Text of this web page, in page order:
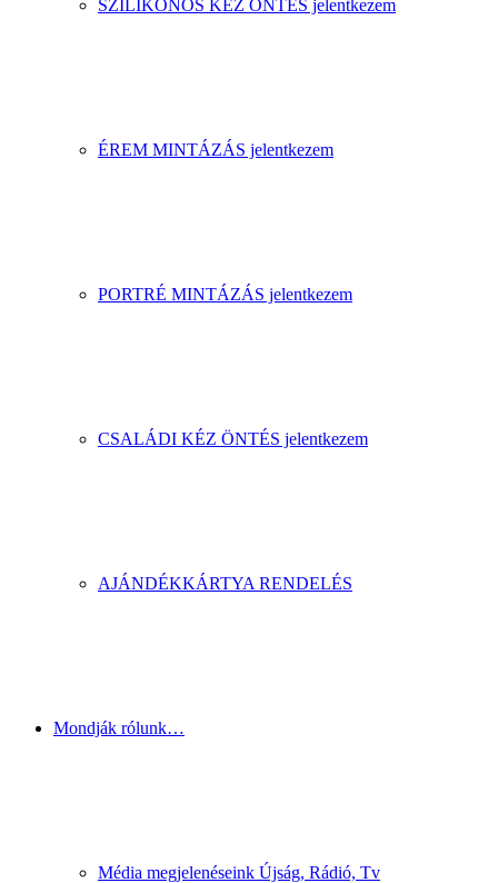
SZILIKONOS KÉZ ÖNTÉS jelentkezem
ÉREM MINTÁZÁS jelentkezem
PORTRÉ MINTÁZÁS jelentkezem
CSALÁDI KÉZ ÖNTÉS jelentkezem
AJÁNDÉKKÁRTYA RENDELÉS
Mondják rólunk…
Média megjelenéseink Újság, Rádió, Tv